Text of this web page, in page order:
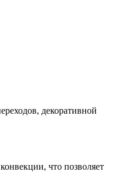
декоративной
что позволяет